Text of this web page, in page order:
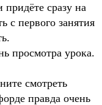
сразу на
с первого занятия
просмотра урока.
смотреть
правда очень